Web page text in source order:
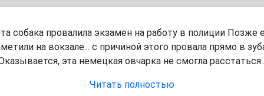
собака провалила экзамен на работу в полиции Позже
на вокзале... с причиной этого провала прямо в
эта немецкая овчарка не смогла
Читать полностью